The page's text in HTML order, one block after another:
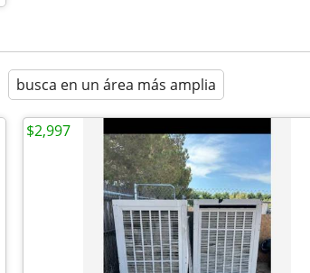
busca en un área más amplia
$2,997